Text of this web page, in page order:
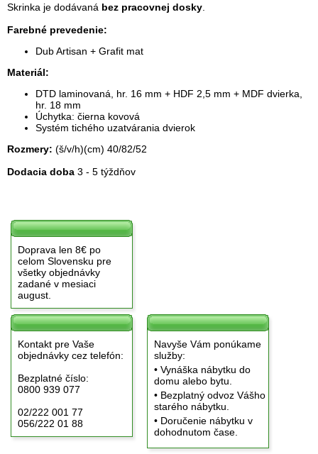
Skrinka je dodávaná bez pracovnej dosky
Farebné prevedenie:
Dub Artisan + Grafit mat
Materiál:
DTD laminovaná, hr. 16 mm + HDF 2,5 mm + MDF dvierka,
hr. 18 mm
Úchytka: čierna kovová
Systém tichého uzatvárania dvierok
Rozmery: (š/v/h)(cm) 40/82/52
Dodacia doba 3 - 5 týždňov
Doprava len 8€ po
celom Slovensku pre
všetky objednávky
zadané v mesiaci
august.
Kontakt pre Vaše
objednávky cez telefón:
Bezplatné číslo:
0800 939 077
02/222 001 77
056/222 01 88
Navyše Vám ponúkame
služby:
• Vynáška nábytku do
domu alebo bytu.
• Bezplatný odvoz Vášho
starého nábytku.
• Doručenie nábytku v
dohodnutom čase.